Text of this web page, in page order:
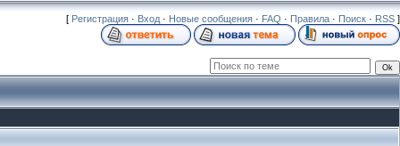
[ Регистрация · Вход · Новые сообщения · FAQ · Правила · Поиск · RSS ]